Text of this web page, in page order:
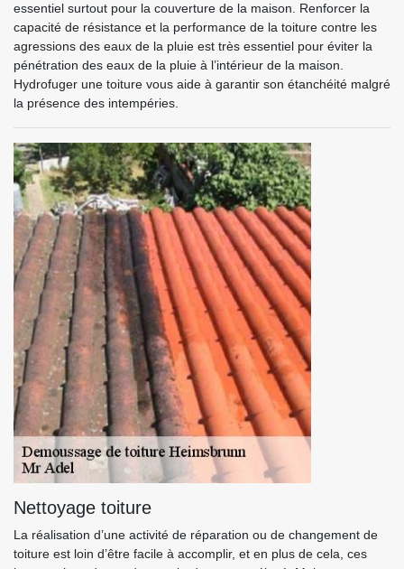
essentiel surtout pour la couverture de la maison. Renforcer la
capacité de résistance et la performance de la toiture contre les
agressions des eaux de la pluie est très essentiel pour éviter la
pénétration des eaux de la pluie à l’intérieur de la maison.
Hydrofuger une toiture vous aide à garantir son étanchéité malgré
la présence des intempéries.
Nettoyage toiture
La réalisation d’une activité de réparation ou de changement de
toiture est loin d’être facile à accomplir, et en plus de cela, ces